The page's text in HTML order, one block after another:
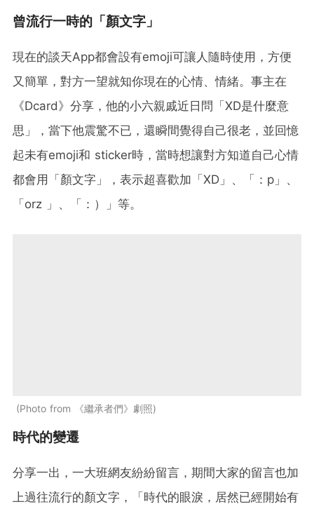
曾流行一時的「顏文字」
現在的談天App都會設有emoji可讓人隨時使用，方便
又簡單，對方一望就知你現在的心情、情緒。事主在
《Dcard》分享，他的小六親戚近日問「XD是什麼意
思」，當下他震驚不已，還瞬間覺得自己很老，並回憶
起未有emoji和 sticker時，當時想讓對方知道自己心情
都會用「顏文字」，表示超喜歡加「XD」、「：p」、
「orz 」、「：）」等。
Photo from 《繼承者們》劇照
時代的變遷
分享一出，一大班網友紛紛留言，期間大家的留言也加
上過往流行的顏文字，「時代的眼淚，居然已經開始有